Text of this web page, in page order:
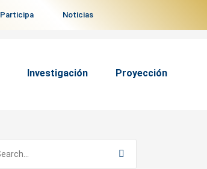
Participa Noticias
Investigación Proyección